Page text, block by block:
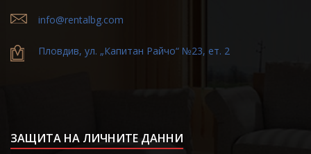
info@rentalbg.com
Пловдив, ул. „Капитан Райчо“ №23, ет. 2
ЗАЩИТА НА ЛИЧНИТЕ ДАННИ